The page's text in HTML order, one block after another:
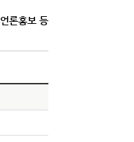
언론홍보 등